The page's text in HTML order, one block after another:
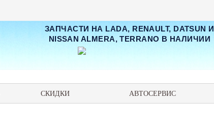
ЗАПЧАСТИ НА LADA, RENAULT, DATSUN И
NISSAN ALMERA, TERRANO В НАЛИЧИИ
СКИДКИ АВТОСЕРВИС